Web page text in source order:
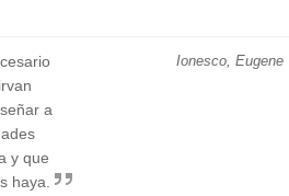
Ionesco, Eugene
a
y que
haya.